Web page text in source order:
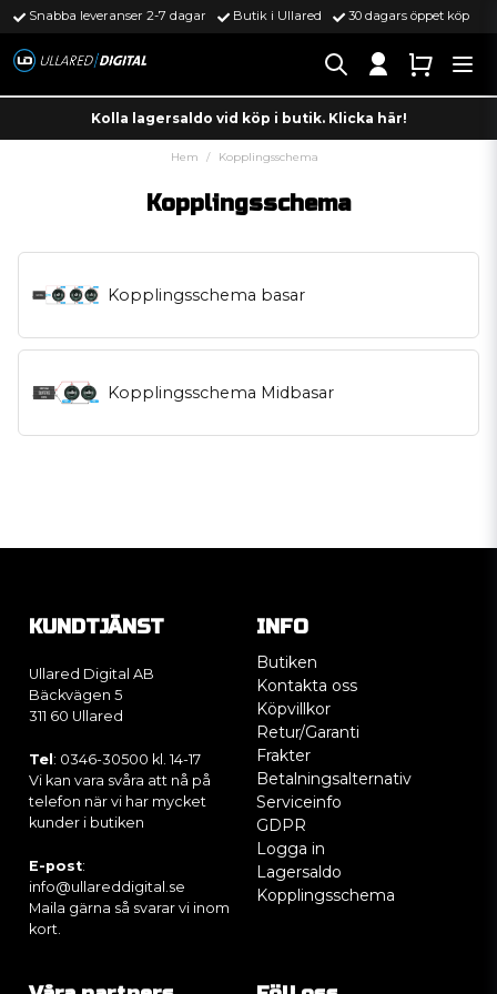
Snabba leveranser 2-7 dagar Butik i Ullared 30 dagars öppet köp
Kolla lagersaldo vid köp i butik. Klicka här!
Hem Kopplingsschema
Kopplingsschema
Kopplingsschema basar
Kopplingsschema Midbasar
KUNDTJÄNST
Ullared Digital AB
Bäckvägen 5
311 60 Ullared
Tel : 0346-30500 kl. 14-17
Vi kan vara svåra att nå på
telefon när vi har mycket
kunder i butiken
E-post:
info@ullareddigital.se
Maila gärna så svarar vi inom
kort.
INFO
Butiken
Kontakta oss
Köpvillkor
Retur/Garanti
Frakter
Betalningsalternativ
Serviceinfo
GDPR
Logga in
Lagersaldo
Kopplingsschema